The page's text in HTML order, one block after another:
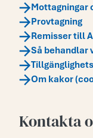
Mottagningar
Provtagning
Remisser till
Så behandlar
Om kakor
Kontakta